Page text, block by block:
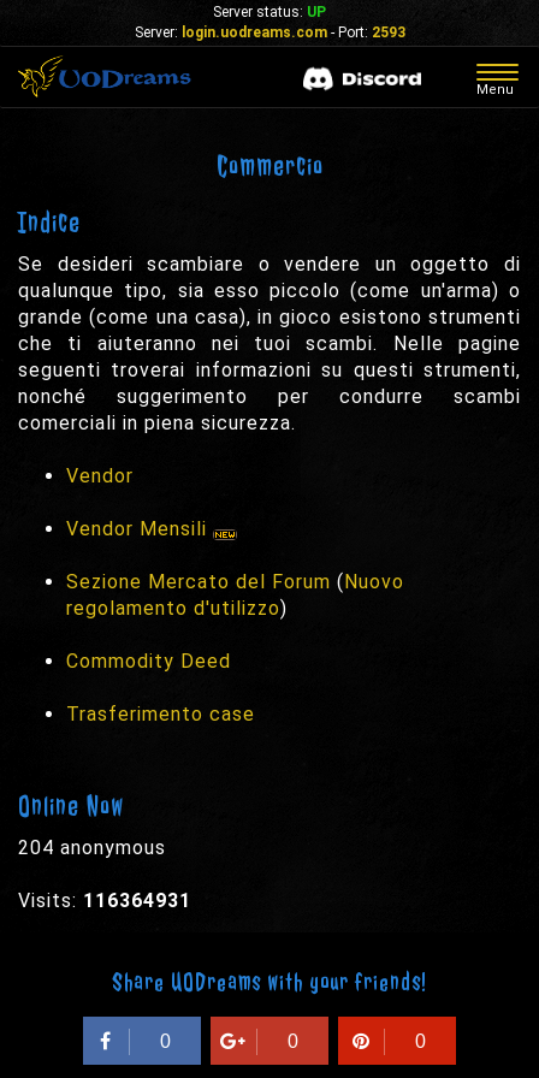
Server status: UP
Server: login.uodreams.com- Port: 2593
Menu
Commercio
Indice
Se desideri scambiare o vendere un oggetto di
qualunque tipo, sia esso piccolo (come un'arma) o
grande (come una casa), in gioco esistono strumenti
che ti aiuteranno nei tuoi scambi. Nelle pagine
seguenti troverai informazioni su questi strumenti,
nonché suggerimento per condurre scambi
comerciali in piena sicurezza.
Vendor
Vendor Mensili
Sezione Mercato del Forum (Nuovo
regolamento d'utilizzo)
Commodity Deed
Trasferimento case
Online Now
204 anonymous
Visits: 116364931
Share UODreams with your friends!
0 0 0